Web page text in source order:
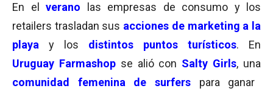
En el verano las empresas de consumo y los
retailers trasladan sus acciones de marketing a la
playa y los distintos puntos turísticos. En
Uruguay Farmashopse alió con Salty Girls, una
comunidad femenina de surfers para ganar